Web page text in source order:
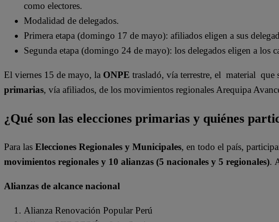
como electores.
Modalidad de delegados.
Primera etapa (domingo 17 de mayo): afiliados eligen a sus
Segunda etapa (domingo 24 de mayo): los delegados eligen a los
El viernes 15 de mayo, la ONPE trasladó, vía terrestre, el material que
primarias, vía afiliados, de los movimientos regionales Arequipa
¿Qué son las elecciones primarias y quiénes
Para las Elecciones Regionales y Municipales, en todo el país,
movimientos regionales y 10 alianzas (5 nacionales y 5 regionales).
Alianzas de alcance nacional
Alianza Renovación Popular Perú